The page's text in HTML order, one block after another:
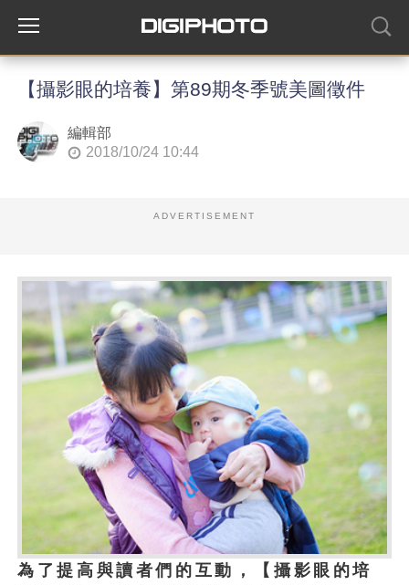
【攝影眼的培養】第89期冬季號美圖徵件
編輯部
2018/10/24 10:44
ADVERTISEMENT
為了提高與讀者們的互動，【攝影眼的培